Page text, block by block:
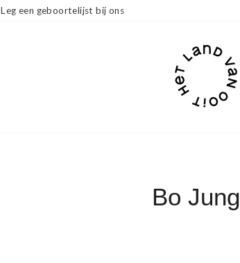
Leg een geboortelijst bij ons
Bo